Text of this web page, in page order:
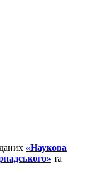
«Наукова
та